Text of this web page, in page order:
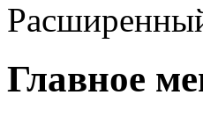
Главное